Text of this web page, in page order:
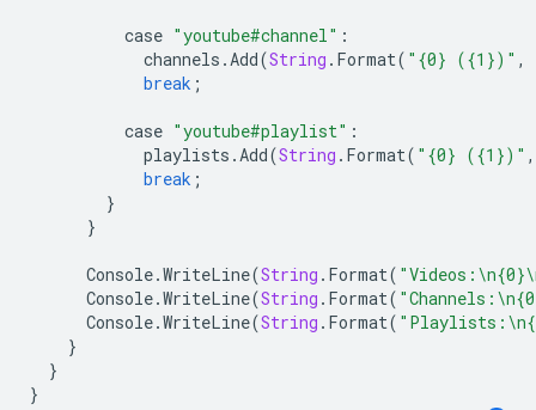
case "youtube#channel" :
channels .Add(String . Format( "{0} ({1})" ,
break ;
case "youtube#playlist" :
playlists .Add(String . Format( "{0} ({1})" ,
break ;
}
}
Console.WriteLine(String . Format( "Videos: \n{0}
Console.WriteLine(String . Format( "Channels: \n
Console.WriteLine(String . Format( "Playlists: \n
}
}
}